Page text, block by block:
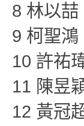
8 林以
9 柯聖
10 許祐
11 陳昱
12 黃冠